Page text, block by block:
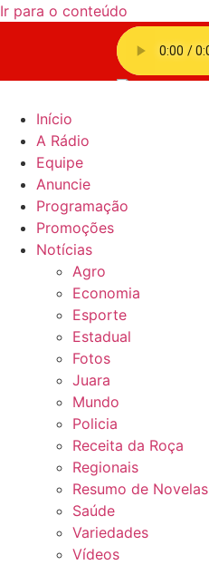
Ir para o conteúdo
Início
A Rádio
Equipe
Anuncie
Programação
Promoções
Notícias
Agro
Economia
Esporte
Estadual
Fotos
Juara
Mundo
Policia
Receita da Roça
Regionais
Resumo de Novelas
Saúde
Variedades
Vídeos